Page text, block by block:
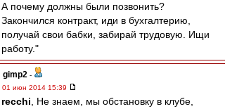
А почему должны были позвонить?
Закончился контракт, иди в бухгалтерию,
получай свои бабки, забирай трудовую. Ищи
работу."
gimp2 -
01 июн 2014 15:39
recchi , Не знаем, мы обстановку в клубе,